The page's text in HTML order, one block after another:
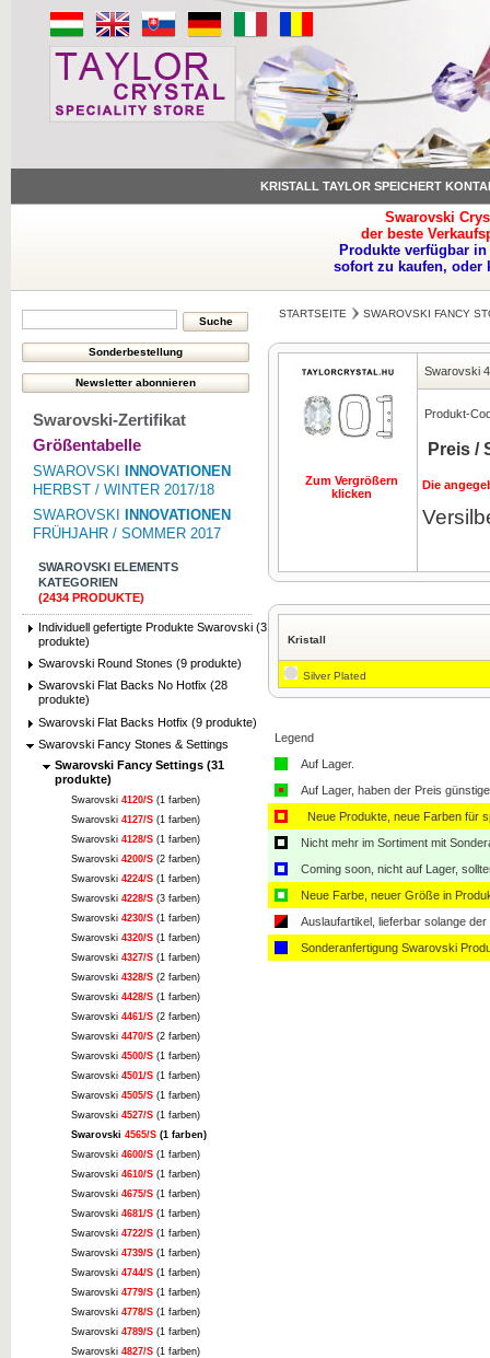
KRISTALL TAYLOR SPEICHERT
Swarovski
der beste
Produkte verfügbar
sofort zu kaufen, oder
Swarovski-Zertifikat
Größentabelle
SWAROVSKI
INNOVATIONEN
HERBST / WINTER 2017/18
SWAROVSKI
INNOVATIONEN
FRÜHJAHR / SOMMER 2017
SWAROVSKI ELEMENTS
KATEGORIEN
(2434 PRODUKTE)
Individuell gefertigte Produkte Swarovski (3
produkte)
Swarovski Round Stones (9 produkte)
Swarovski Flat Backs No Hotfix (28
produkte)
Swarovski Flat Backs Hotfix (9 produkte)
Swarovski Fancy Stones & Settings
Swarovski Fancy Settings (31
produkte)
Swarovski 4120/S (1 farben)
Swarovski 4127/S (1 farben)
Swarovski 4128/S (1 farben)
Swarovski 4200/S (2 farben)
Swarovski 4224/S (1 farben)
Swarovski 4228/S (3 farben)
Swarovski 4230/S (1 farben)
Swarovski 4320/S (1 farben)
Swarovski 4327/S (1 farben)
Swarovski 4328/S (2 farben)
Swarovski 4428/S (1 farben)
Swarovski 4461/S (2 farben)
Swarovski 4470/S (2 farben)
Swarovski 4500/S (1 farben)
Swarovski 4501/S (1 farben)
Swarovski 4505/S (1 farben)
Swarovski 4527/S (1 farben)
Swarovski 4565/S (1 farben)
Swarovski 4600/S (1 farben)
Swarovski 4610/S (1 farben)
Swarovski 4675/S (1 farben)
Swarovski 4681/S (1 farben)
Swarovski 4722/S (1 farben)
Swarovski 4739/S (1 farben)
Swarovski 4744/S (1 farben)
Swarovski 4779/S (1 farben)
Swarovski 4778/S (1 farben)
Swarovski 4789/S (1 farben)
Swarovski 4827/S (1 farben)
STARTSEITE SWAROVSKI FANCY
Zum Vergrößern
klicken
Swarovski
Produkt-
Preis /
Die
Kristall
Silver Plated
Legend
Auf Lager.
Auf Lager, haben der Preis
Neue Produkte, neue Farben für
Nicht mehr im Sortiment mit
Coming soon, nicht auf Lager,
Neue Farbe, neuer Größe in
Auslaufartikel, lieferbar solange der
Sonderanfertigung Swarovski